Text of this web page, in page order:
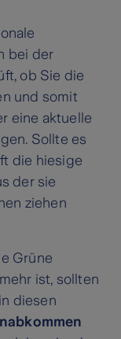
bei der
ob Sie die
und somit
eine aktuelle
Sollte es
die hiesige
der sie
ziehen
Grüne
ist, sollten
diesen